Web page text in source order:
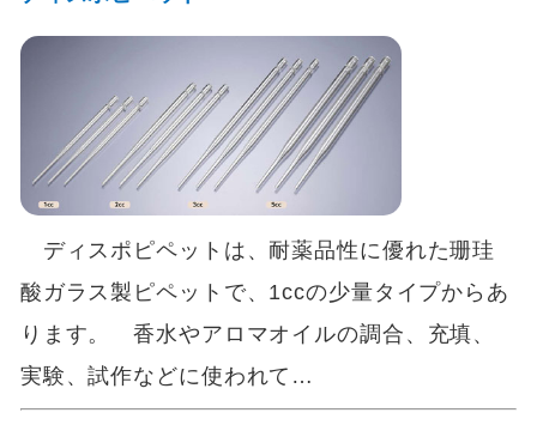
ディスポピペットは、耐薬品性に優れた珊珪
酸ガラス製ピペットで、1ccの少量タイプからあ
ります。 香水やアロマオイルの調合、充填、
実験、試作などに使われて…